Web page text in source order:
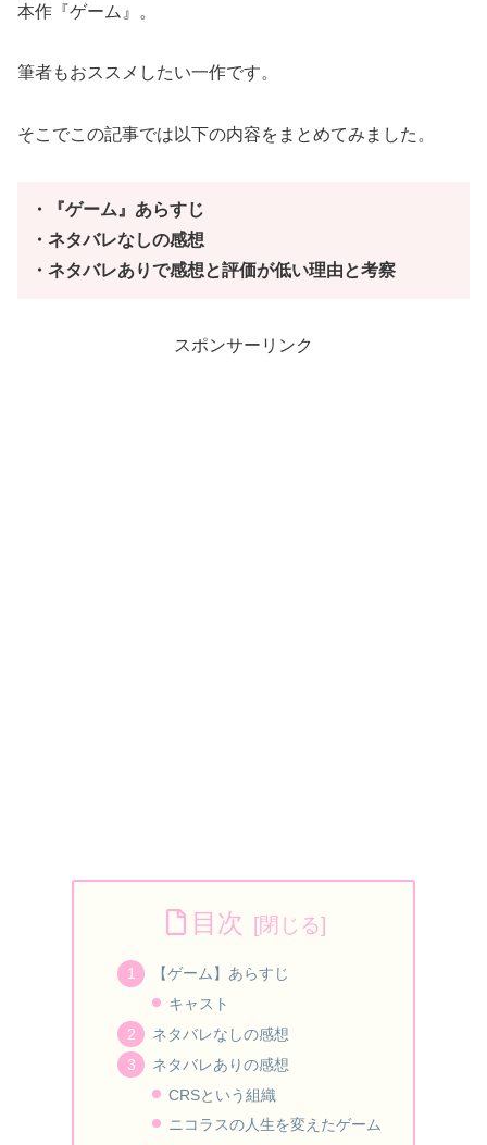
本作『ゲーム』。
筆者もおススメしたい一作です。
そこでこの記事では以下の内容をまとめてみました。
・『ゲーム』あらすじ
・ネタバレなしの感想
・ネタバレありで感想と評価が低い理由と考察
スポンサーリンク
目次
【ゲーム】あらすじ
キャスト
ネタバレなしの感想
ネタバレありの感想
CRSという組織
ニコラスの人生を変えたゲーム